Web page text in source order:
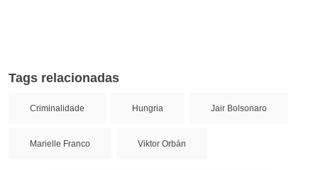
Tags relacionadas
Criminalidade Hungria Jair Bolsonaro
Marielle Franco Viktor Orbán